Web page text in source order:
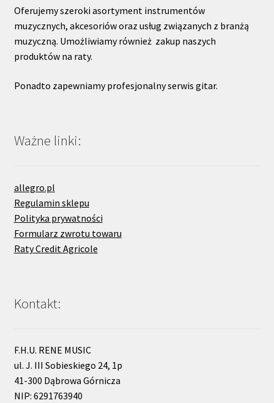
Oferujemy szeroki asortyment instrumentów
muzycznych, akcesoriów oraz usług związanych z branżą
muzyczną. Umożliwiamy również zakup naszych
produktów na raty.
Ponadto zapewniamy profesjonalny serwis gitar.
Ważne linki:
allegro.pl
Regulamin sklepu
Polityka prywatności
Formularz zwrotu towaru
Raty Credit Agricole
Kontakt:
F.H.U. RENE MUSIC
ul. J. III Sobieskiego 24, 1p
41-300 Dąbrowa Górnicza
NIP: 6291763940